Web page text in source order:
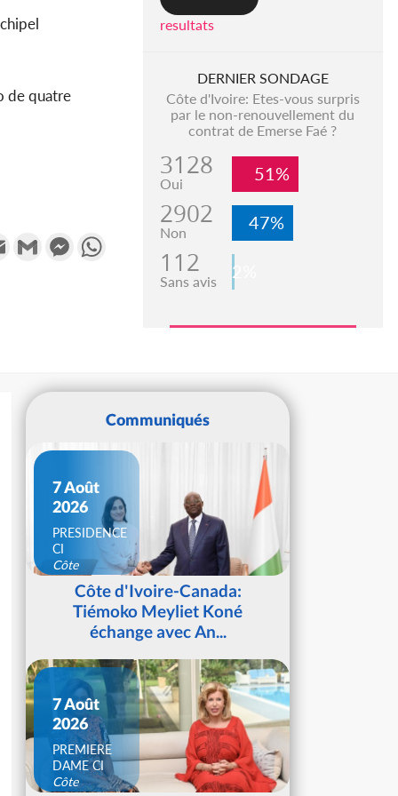
de quatre
Email Gmail MessengerWhatsApp
resultats
DERNIER SONDAGE
Côte d'Ivoire: Etes-vous surpris
par le non-renouvellement du
contrat de Emerse Faé ?
3128
Oui 51%
2902
Non 47%
112
Sans avis 2%
Communiqués
7 Août
2026
PRESIDENCE
CI
Côte
d'IvoireCôte d'Ivoire-Canada:
Tiémoko Meyliet Koné
échange avec An...
7 Août
2026
PREMIERE
DAME CI
Côte